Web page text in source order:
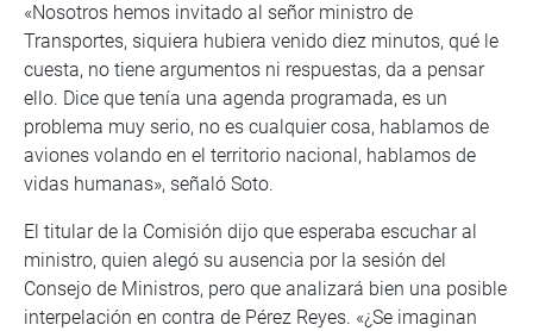
«Nosotros hemos invitado al señor ministro de
Transportes, siquiera hubiera venido diez minutos, qué le
cuesta, no tiene argumentos ni respuestas, da a pensar
ello. Dice que tenía una agenda programada, es un
problema muy serio, no es cualquier cosa, hablamos de
aviones volando en el territorio nacional, hablamos de
vidas humanas», señaló Soto.
El titular de la Comisión dijo que esperaba escuchar al
ministro, quien alegó su ausencia por la sesión del
Consejo de Ministros, pero que analizará bien una posible
interpelación en contra de Pérez Reyes. «¿Se imaginan